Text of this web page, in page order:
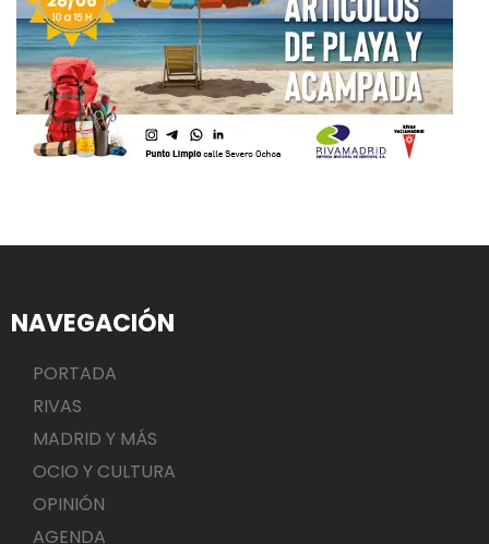
NAVEGACIÓN
PORTADA
RIVAS
MADRID Y MÁS
OCIO Y CULTURA
OPINIÓN
AGENDA